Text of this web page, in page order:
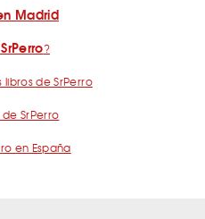
Madrid
?
de SrPerro
SrPerro
en España